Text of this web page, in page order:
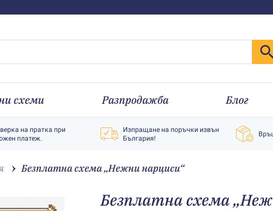
схеми Разпродажба Блог
на пратка при
платеж.
Изпращане на поръчки извън
България!
Безплатна схема „Нежни нарциси“
Безплатна схема